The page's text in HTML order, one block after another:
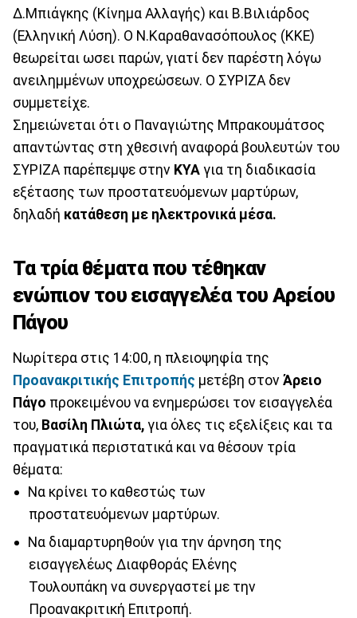
Δ.Μπιάγκης (Κίνημα Αλλαγής) και Β.Βιλιάρδος
(Ελληνική Λύση). Ο Ν.Καραθανασόπουλος (ΚΚΕ)
θεωρείται ωσει παρών, γιατί δεν παρέστη λόγω
ανειλημμένων υποχρεώσεων. Ο ΣΥΡΙΖΑ δεν
συμμετείχε.
Σημειώνεται ότι ο Παναγιώτης Μπρακουμάτσος
απαντώντας στη χθεσινή αναφορά βουλευτών του
ΣΥΡΙΖΑ παρέπεμψε στην ΚΥΑ για τη διαδικασία
εξέτασης των προστατευόμενων μαρτύρων,
δηλαδή κατάθεση με ηλεκτρονικά μέσα.
Τα τρία θέματα που τέθηκαν
ενώπιον του εισαγγελέα του Αρείου
Πάγου
Νωρίτερα στις 14:00, η πλειοψηφία της
Προανακριτικής Επιτροπής μετέβη στον Άρειο
Πάγο προκειμένου να ενημερώσει τον εισαγγελέα
του, Βασίλη Πλιώτα, για όλες τις εξελίξεις και τα
πραγματικά περιστατικά και να θέσουν τρία
θέματα:
Να κρίνει το καθεστώς των
προστατευόμενων μαρτύρων.
Να διαμαρτυρηθούν για την άρνηση της
εισαγγελέως Διαφθοράς Ελένης
Τουλουπάκη να συνεργαστεί με την
Προανακριτική Επιτροπή.